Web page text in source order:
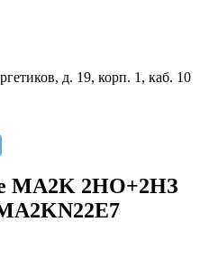
д. 19, корп. 1, каб. 10
MA2K 2НО+2НЗ